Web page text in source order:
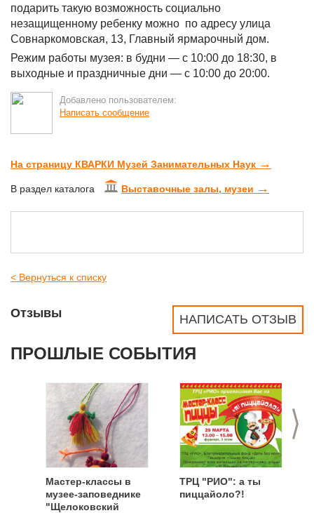
подарить такую возможность социально
незащищенному ребенку можно по адресу улица
Совнаркомовская, 13, Главный ярмарочный дом.
Режим работы музея: в будни — с 10:00 до 18:30, в
выходные и праздничные дни — с 10:00 до 20:00.
Добавлено пользователем:
Написать сообщение
На страницу КВАРКИ Музей Занимательных Наук →
В раздел каталога Выставочные залы, музеи →
< Вернуться к списку
НАПИСАТЬ ОТЗЫВ
Отзывы
ПРОШЛЫЕ СОБЫТИЯ
>
Мастер-классы в
музее-заповеднике
"Щелоковский
ТРЦ "РИО": а ты
пиццайоло?!